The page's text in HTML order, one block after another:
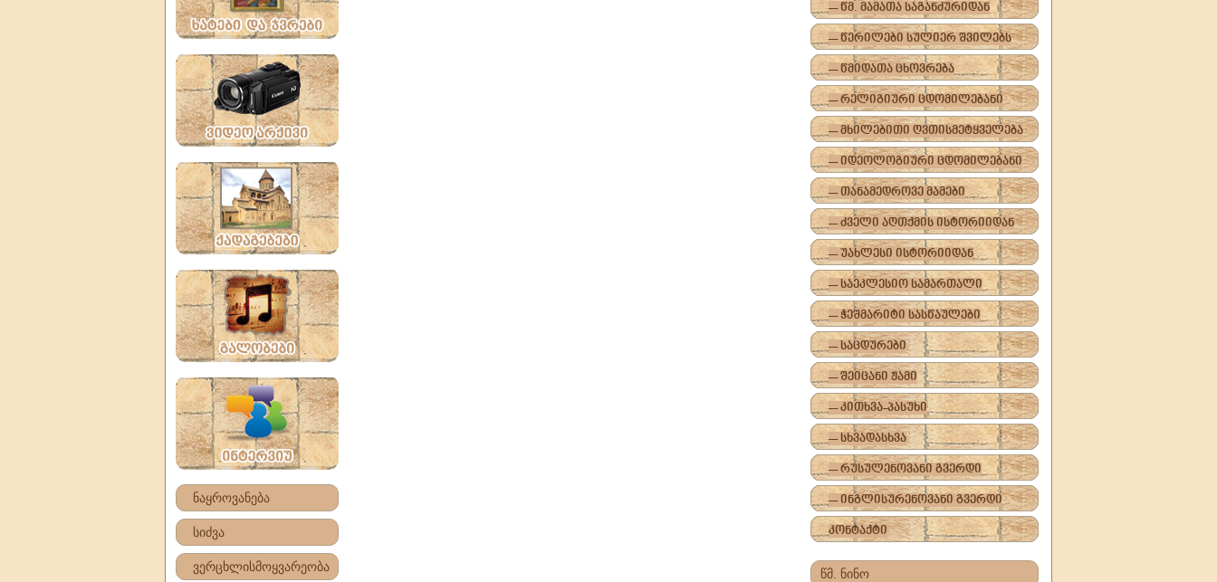
ნაყროვანება
სიძვა
ვერცხლისმოყვარეობა
-- წმ. მამათა საგანძურიდან
-- წერილები სულიერ შვილებს
-- წმიდათა ცხოვრება
-- რელიგიური ცდომილებანი
-- მხილებითი ღვთისმეტყველება
-- იდეოლოგიური ცდომილებანი
-- თანამედროვე მამები
-- ძველი აღთქმის ისტორიიდან
-- უახლესი ისტორიიდან
-- საეკლესიო სამართალი
-- ჭეშმარიტი სასწაულები
-- საცდურები
-- შეიცანი ჟამი
-- კითხვა-პასუხი
-- სხვადასხვა
-- რუსულენოვანი გვერდი
-- ინგლისურენოვანი გვერდი
კონტაქტი
წმ. ნინო